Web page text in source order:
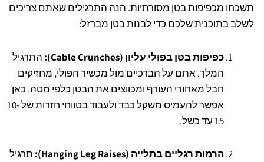
תשכחו מכפיפות בטן מסורתיות. הנה התרגילים שאתם צריכים
לשלב בתוכנית שלכם כדי לבנות בטן מברזל:
כפיפות בטן בפולי עליון (Cable Crunches):
התרגיל
המלך. אתם על הברכיים מול מכשיר הפולי, מחזיקים
חבל מאחורי העורף ומכווצים את הבטן כלפי מטה. כאן
אפשר להעמיס משקל כבד ולעבוד בטווחי חזרות של 10-
15 עד כשל.
הרמות רגליים בתלייה (Hanging Leg Raises):
תרגיל